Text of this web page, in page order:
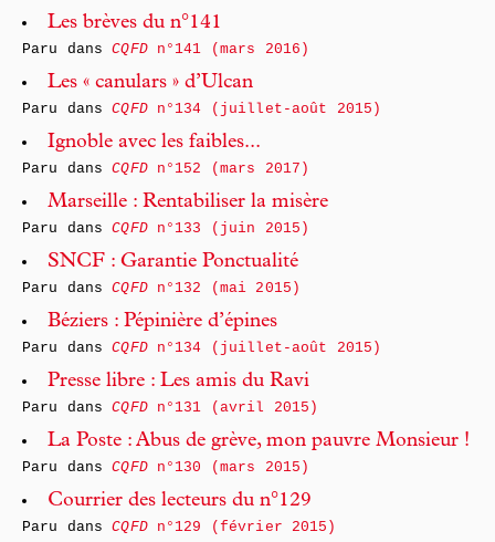
Les brèves du n°141
Paru dansCQFDn°141 (mars 2016)
Les « canulars » d’Ulcan
Paru dansCQFDn°134 (juillet-août 2015)
Ignoble avec les faibles...
Paru dansCQFDn°152 (mars 2017)
Marseille : Rentabiliser la misère
Paru dansCQFDn°133 (juin 2015)
SNCF : Garantie Ponctualité
Paru dansCQFDn°132 (mai 2015)
Béziers : Pépinière d’épines
Paru dansCQFDn°134 (juillet-août 2015)
Presse libre : Les amis du Ravi
Paru dansCQFDn°131 (avril 2015)
La Poste : Abus de grève, mon pauvre Monsieur !
Paru dansCQFDn°130 (mars 2015)
Courrier des lecteurs du n°129
Paru dansCQFDn°129 (février 2015)